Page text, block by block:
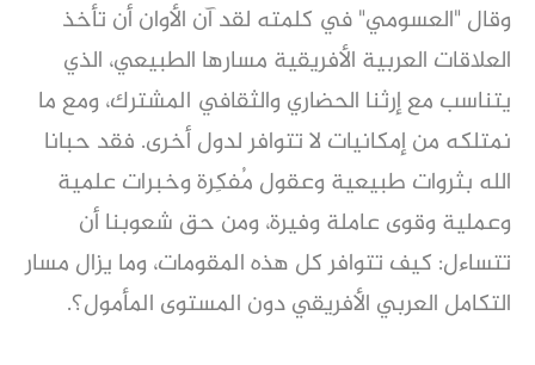
وقال "العسومي" في كلمته لقد آن الأوان أن تأخذ
العلاقات العربية الأفريقية مسارها الطبيعي، الذي
يتناسب مع إرثنا الحضاري والثقافي المشترك، ومع ما
نمتلكه من إمكانيات لا تتوافر لدول أخرى. فقد حبانا
الله بثروات طبيعية وعقول مُفكِرة وخبرات علمية
وعملية وقوى عاملة وفيرة، ومن حق شعوبنا أن
تتساءل: كيف تتوافر كل هذه المقومات، وما يزال مسار
التكامل العربي الأفريقي دون المستوى المأمول؟.